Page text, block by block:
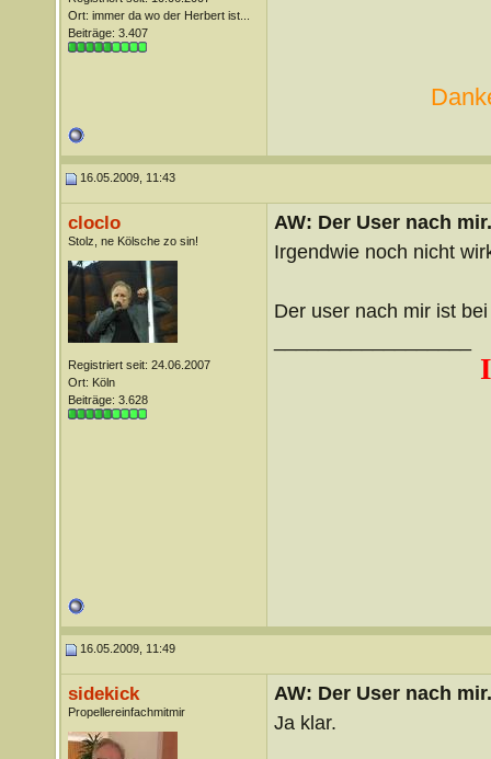
Ort: immer da wo der Herbert ist...
Beiträge: 3.407
16.05.2009, 11:43
cloclo
Stolz, ne Kölsche zo sin!
Registriert seit: 24.06.2007
Ort: Köln
Beiträge: 3.628
AW: Der User nach
Irgendwie noch nicht
Der user nach mir ist
16.05.2009, 11:49
sidekick
Propellereinfachmitmir
AW: Der User nach
Ja klar.